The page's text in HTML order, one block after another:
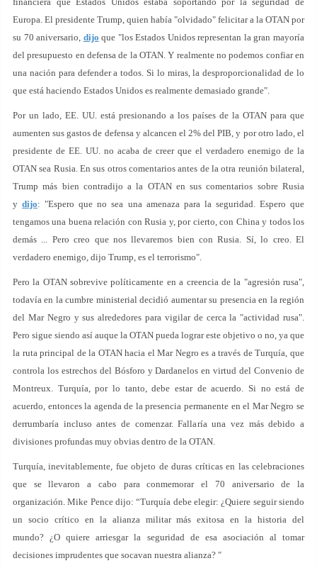
Europa. El presidente Trump, quien había "olvidado" felicitar a la OTAN por
su 70 aniversario, dijo que "los Estados Unidos representan la gran mayoría
del presupuesto en defensa de la OTAN. Y realmente no podemos confiar en
una nación para defender a todos. Si lo miras, la desproporcionalidad de lo
que está haciendo Estados Unidos es realmente demasiado grande".
Por un lado, EE. UU. está presionando a los países de la OTAN para que
aumenten sus gastos de defensa y alcancen el 2% del PIB, y por otro lado, el
presidente de EE. UU. no acaba de creer que el verdadero enemigo de la
OTAN sea Rusia. En sus otros comentarios antes de la otra reunión bilateral,
Trump más bien contradijo a la OTAN en sus comentarios sobre Rusia
ydijo: "Espero que no sea una amenaza para la seguridad. Espero que
tengamos una buena relación con Rusia y, por cierto, con China y todos los
demás ... Pero creo que nos llevaremos bien con Rusia. Sí, lo creo. El
verdadero enemigo, dijo Trump, es el terrorismo".
Pero la OTAN sobrevive políticamente en a creencia de la "agresión rusa",
todavía en la cumbre ministerial decidió aumentar su presencia en la región
del Mar Negro y sus alrededores para vigilar de cerca la "actividad rusa".
Pero sigue siendo así auque la OTAN pueda lograr este objetivo o no, ya que
la ruta principal de la OTAN hacia el Mar Negro es a través de Turquía, que
controla los estrechos del Bósforo y Dardanelos en virtud del Convenio de
Montreux. Turquía, por lo tanto, debe estar de acuerdo. Si no está de
acuerdo, entonces la agenda de la presencia permanente en el Mar Negro se
derrumbaría incluso antes de comenzar. Fallaría una vez más debido a
divisiones profundas muy obvias dentro de la OTAN.
Turquía, inevitablemente, fue objeto de duras críticas en las celebraciones
que se llevaron a cabo para conmemorar el 70 aniversario de la
organización. Mike Pence dijo: “Turquía debe elegir: ¿Quiere seguir siendo
un socio crítico en la alianza militar más exitosa en la historia del
mundo? ¿O quiere arriesgar la seguridad de esa asociación al tomar
decisiones imprudentes que socavan nuestra alianza? "